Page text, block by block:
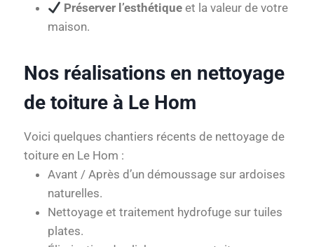
Préserver l’esthétique et la valeur de votre
maison.
Nos réalisations en nettoyage
de toiture à Le Hom
Voici quelques chantiers récents de nettoyage de
toiture en Le Hom :
Avant / Après d’un démoussage sur ardoises
naturelles.
Nettoyage et traitement hydrofuge sur tuiles
plates.